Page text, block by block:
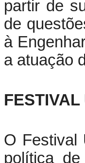
partir de
de
à
a atuação
O Festival
política